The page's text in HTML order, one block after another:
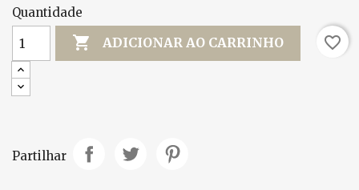
Quantidade
 ADICIONAR AO CARRINHO favorite_border
Partilhar